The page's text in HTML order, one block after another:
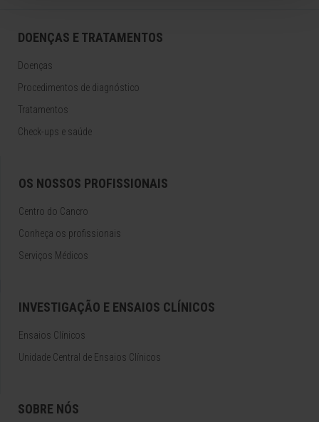
DOENÇAS E TRATAMENTOS
Doenças
Procedimentos de diagnóstico
Tratamentos
Check-ups e saúde
OS NOSSOS PROFISSIONAIS
Centro do Cancro
Conheça os profissionais
Serviços Médicos
INVESTIGAÇÃO E ENSAIOS CLÍNICOS
Ensaios Clínicos
Unidade Central de Ensaios Clínicos
SOBRE NÓS